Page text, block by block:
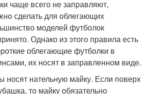
чаще всего не заправляют,
сделать для облегающих
моделей футболок
Однако из этого правила есть
облегающие футболки в
их носят в заправленном виде.
носят нательную майку. Если поверх
то майку обязательно